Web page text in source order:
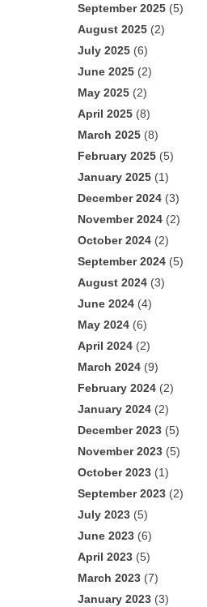
September 2025 (5)
August 2025 (2)
July 2025 (6)
June 2025 (2)
May 2025 (2)
April 2025 (8)
March 2025 (8)
February 2025 (5)
January 2025 (1)
December 2024 (3)
November 2024 (2)
October 2024 (2)
September 2024 (5)
August 2024 (3)
June 2024 (4)
May 2024 (6)
April 2024 (2)
March 2024 (9)
February 2024 (2)
January 2024 (2)
December 2023 (5)
November 2023 (5)
October 2023 (1)
September 2023 (2)
July 2023 (5)
June 2023 (6)
April 2023 (5)
March 2023 (7)
January 2023 (3)